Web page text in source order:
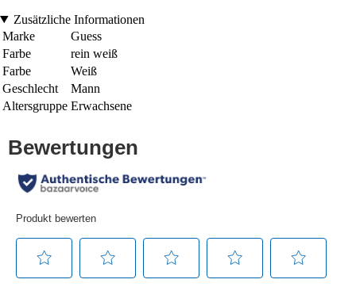
Zusätzliche Informationen
Marke
Guess
Farbe
rein weiß
Farbe
Weiß
Geschlecht
Mann
Altersgruppe Erwachsene